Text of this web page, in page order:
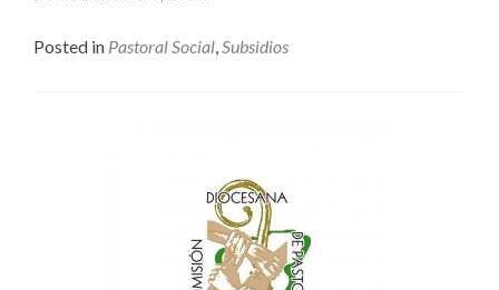
Posted in Pastoral Social,Subsidios